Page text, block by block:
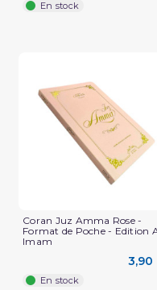
En stock
Coran Juz Amma Rose -
Format de Poche - Edition
Imam
3,90
En stock